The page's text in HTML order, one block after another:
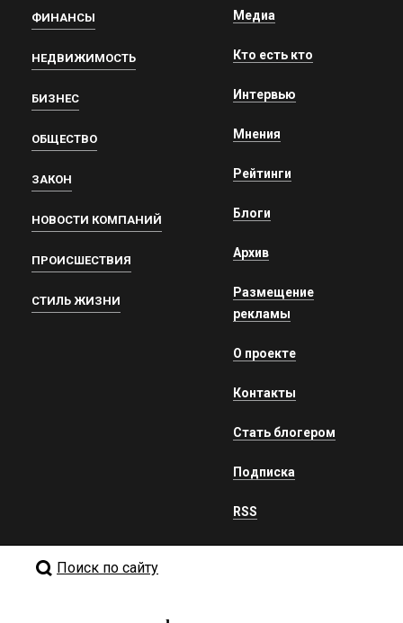
ФИНАНСЫ
НЕДВИЖИМОСТЬ
БИЗНЕС
ОБЩЕСТВО
ЗАКОН
НОВОСТИ КОМПАНИЙ
ПРОИСШЕСТВИЯ
СТИЛЬ ЖИЗНИ
Медиа
Кто есть кто
Интервью
Мнения
Рейтинги
Блоги
Архив
Размещение
рекламы
О проекте
Контакты
Стать блогером
Подписка
RSS
Поиск по сайту